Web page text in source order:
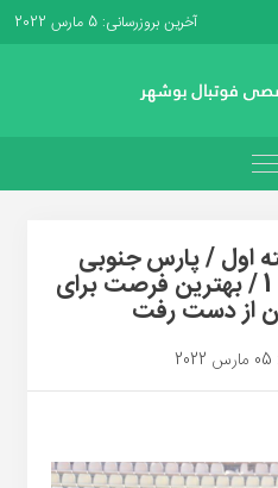
آخرین بروزرسانی: 5 مارس 2022
اول / پارس جنوبی
جم 1 استقلال ملاثانی 1 / بهترین فرصت برای
از دست رفت